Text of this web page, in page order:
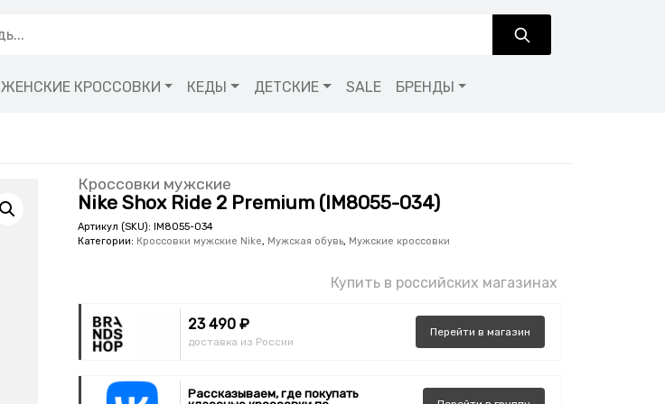
ЖЕНСКИЕ КРОССОВКИ КЕДЫ ДЕТСКИЕ SALE БРЕНДЫ
Кроссовки мужские
Nike Shox Ride 2 Premium (IM8055-034)
Артикул (SKU):IM8055-034
Категории: Кроссовки мужские Nike, Мужская обувь, Мужские кроссовки
Купить в российских магазинах
23 490 ₽
доставка из России
Перейти в магазин
Рассказываем, где покупать